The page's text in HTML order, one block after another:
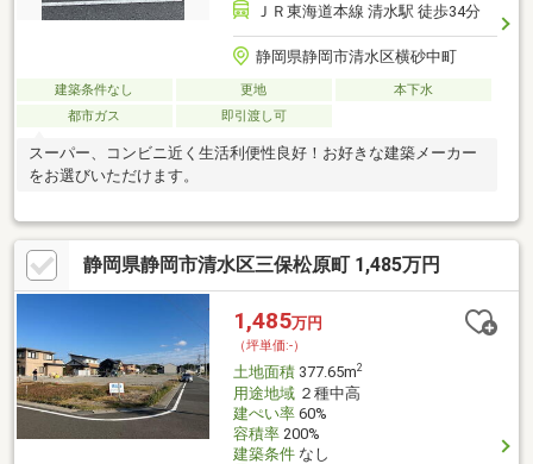
ＪＲ東海道本線 清水駅 徒歩34分
静岡県静岡市清水区横砂中町
建築条件なし 更地
本下水
都市ガス
即引渡し可
スーパー、コンビニ近く生活利便性良好！お好きな建築メーカー
をお選びいただけます。
静岡県静岡市清水区三保松原町 1,485万円
1,485万円
（坪単価:-）
土地面積377.65m2
用途地域２種中高
建ぺい率60%
容積率200%
建築条件なし